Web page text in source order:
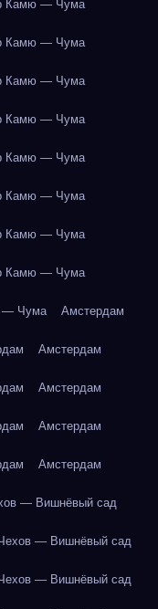
Камю — Чума
Камю — Чума
Камю — Чума
Камю — Чума
Камю — Чума
Камю — Чума
Камю — Чума
Камю — Чума
— Чума Амстердам
Амстердам
Амстердам
Амстердам
Амстердам
— Вишнёвый сад
— Вишнёвый сад
— Вишнёвый сад